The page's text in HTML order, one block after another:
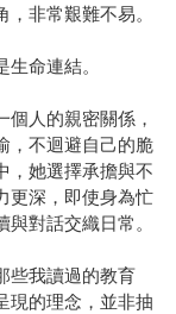
非常艱難不易。
命連結。
人的親密關係，
，不迴避自己的脆
，她選擇承擔與不
更深，即使身為忙
對話交織日常。
些我讀過的教育
現的理念，並非抽